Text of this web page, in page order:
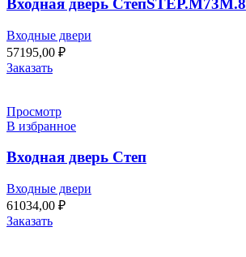
Входная дверь СтепSTEP.M73M.8
Входные двери
57195,00 ₽
Заказать
Просмотр
В избранное
Входная дверь Степ
Входные двери
61034,00 ₽
Заказать